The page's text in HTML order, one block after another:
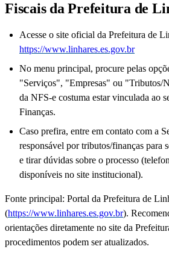
Fiscais da Prefeitura de
Acesse o site oficial da Prefeitura de
https://www.linhares.es.gov.br
No menu principal, procure pelas
"Serviços", "Empresas" ou "Tributos/
da NFS-e costuma estar vinculada ao
Finanças.
Caso prefira, entre em contato com a
responsável por tributos/finanças para
e tirar dúvidas sobre o processo
disponíveis no site institucional).
Fonte principal: Portal da Prefeitura de
(https://www.linhares.es.gov.br).
orientações diretamente no site da
procedimentos podem ser atualizados.